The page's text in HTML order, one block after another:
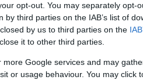
opt-out. You may separately opt-
third parties on the IAB’s list of
by us to third parties on the
it to other third parties.
Google services and may
or usage behaviour. You may click